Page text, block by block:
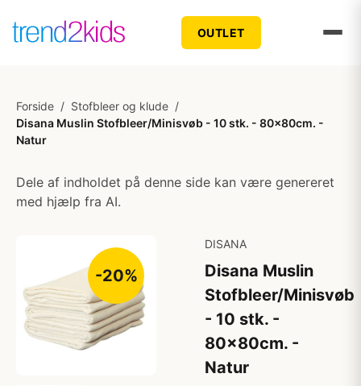
OUTLET
Forside / Stofbleer og klude /
Disana Muslin Stofbleer/Minisvøb - 10 stk. - 80x80cm. -
Natur
Dele af indholdet på denne side kan være genereret
med hjælp fra AI.
-20%
DISANA
Disana Muslin
Stofbleer/Minisvøb
- 10 stk. -
80x80cm. -
Natur